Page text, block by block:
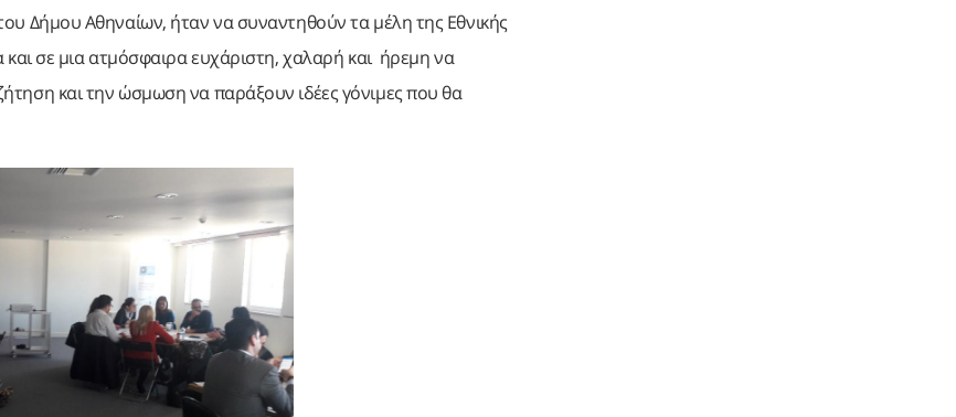
Δήμου Αθηναίων, ήταν να συναντηθούν τα μέλη της Εθνικής
και σε μια ατμόσφαιρα ευχάριστη, χαλαρή και ήρεμη να
και την ώσμωση να παράξουν ιδέες γόνιμες που θα